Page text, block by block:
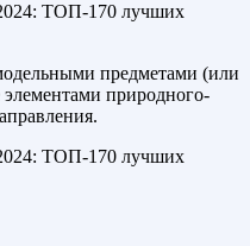
предметами (или
природного-